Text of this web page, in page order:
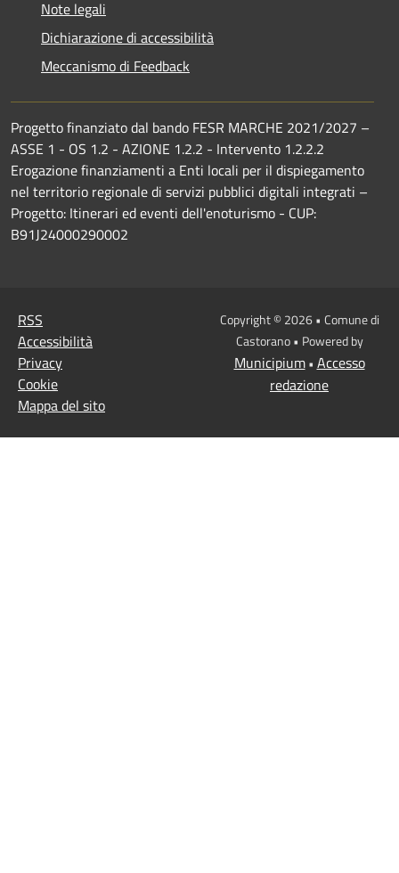
Note legali
Dichiarazione di accessibilità
Meccanismo di Feedback
Progetto finanziato dal bando FESR MARCHE 2021/2027 –
ASSE 1 - OS 1.2 - AZIONE 1.2.2 - Intervento 1.2.2.2
Erogazione finanziamenti a Enti locali per il dispiegamento
nel territorio regionale di servizi pubblici digitali integrati –
Progetto: Itinerari ed eventi dell'enoturismo - CUP:
B91J24000290002
RSS
Accessibilità
Privacy
Cookie
Mappa del sito
Copyright © 2026 • Comune di
Castorano • Powered by
Municipium• Accesso
redazione